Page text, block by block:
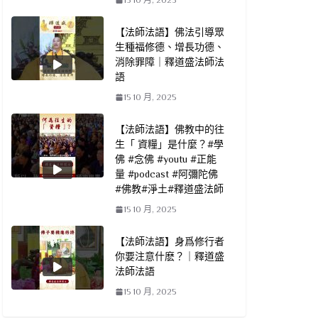
【法師法語】佛法引導眾
生種福修德、增長功德、
消除罪障｜釋道盛法師法
語
15 10 月, 2025
【法師法語】佛教中的往
生「 資糧」是什麼？#學
佛 #念佛 #youtu #正能
量 #podcast #阿彌陀佛
#佛教#淨土#釋道盛法師
15 10 月, 2025
【法師法語】身爲修行者
你要注意什麽？｜釋道盛
法師法語
15 10 月, 2025